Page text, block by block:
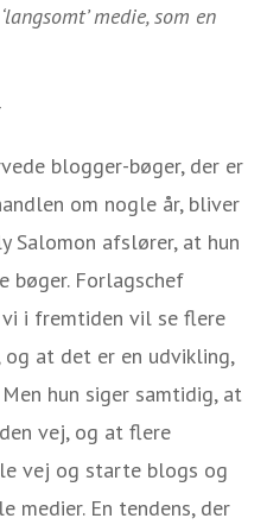
medie, som en
blogger-bøger, der er
om nogle år, bliver
Salomon afslører, at hun
bøger. Forlagschef
vi i fremtiden vil se flere
og at det er en udvikling,
hun siger samtidig, at
vej, og at flere
vej og starte blogs og
medier. En tendens, der